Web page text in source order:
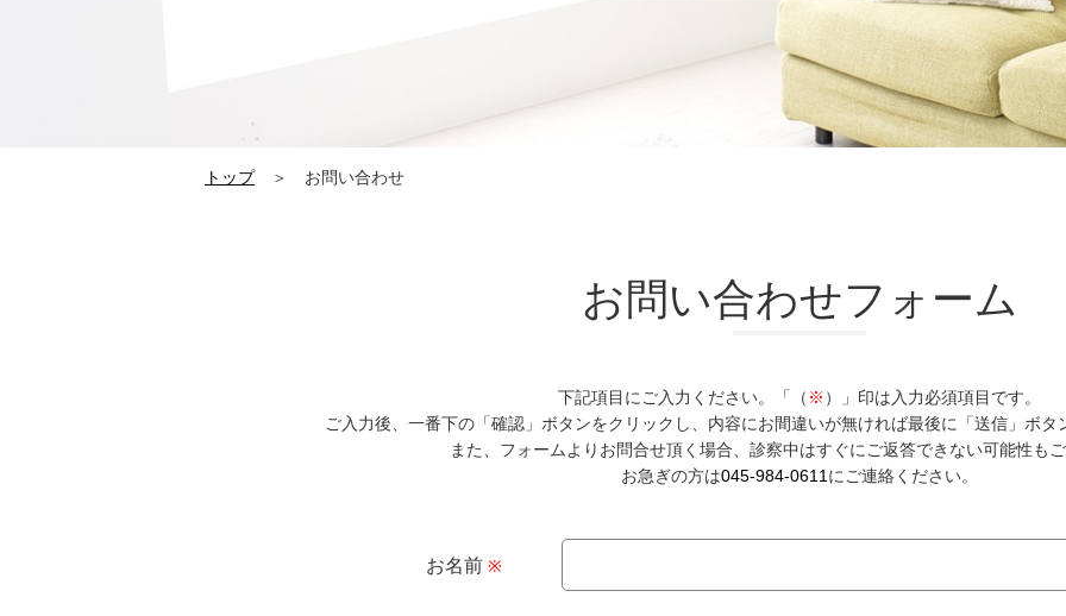
トップ＞ お問い合わせ
お問い合わせフォーム
下記項目にご入力ください。「（ ※ ）」印は入力必須項目です。
ご入力後、一番下の「確認」ボタンをクリックし、内容にお間違いが無ければ最後に「送信」ボタ
また、フォームよりお問合せ頂く場合、診察中はすぐにご返答できない可能性もご
お急ぎの方は045-984-0611 にご連絡ください。
お名前 ※